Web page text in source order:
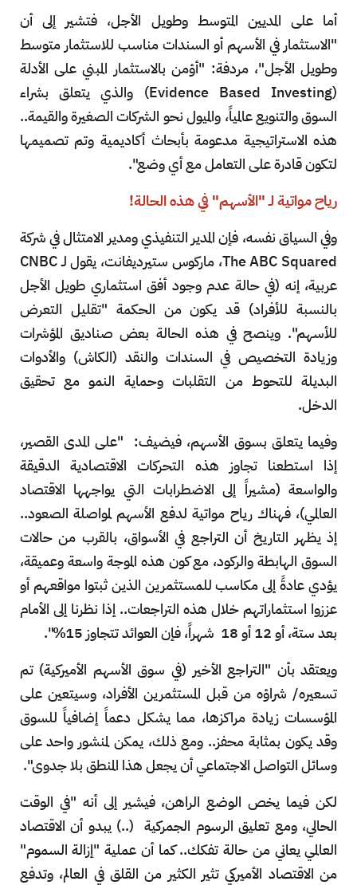
أما على المديين المتوسط وطويل الأجل، فتشير إلى أن
"الاستثمار في الأسهم أو السندات مناسب للاستثمار متوسط
وطويل الأجل"، مردفة: "أؤمن بالاستثمار المبني على الأدلة
(Evidence Based Investing) والذي يتعلق بشراء
السوق والتنويع عالمياً، والميول نحو الشركات الصغيرة والقيمة..
هذه الاستراتيجية مدعومة بأبحاث أكاديمية وتم تصميمها
لتكون قادرة على التعامل مع أي وضع".
رياح مواتية لـ "الأسهم" في هذه الحالة!
وفي السياق نفسه، فإن المدير التنفيذي ومدير الامتثال في شركة
The ABC Squared، ماركوس ستيرديفانت، يقول لـ CNBC
عربية، إنه (في حالة عدم وجود أفق استثماري طويل الأجل
بالنسبة للأفراد) قد يكون من الحكمة "تقليل التعرض
للأسهم". وينصح في هذه الحالة بعض صناديق المؤشرات
وزيادة التخصيص في السندات والنقد (الكاش) والأدوات
البديلة للتحوط من التقلبات وحماية النمو مع تحقيق
الدخل.
وفيما يتعلق بسوق الأسهم، فيضيف: "على المدى القصير،
إذا استطعنا تجاوز هذه التحركات الاقتصادية الدقيقة
والواسعة (مشيراً إلى الاضطرابات التي يواجهها الاقتصاد
العالمي)، فهناك رياح مواتية لدفع الأسهم لمواصلة الصعود..
إذ يظهر التاريخ أن التراجع في الأسواق، بالقرب من حالات
السوق الهابطة والركود، مع كون هذه الموجة واسعة وعميقة،
يؤدي عادةً إلى مكاسب للمستثمرين الذين ثبتوا مواقعهم أو
عززوا استثماراتهم خلال هذه التراجعات.. إذا نظرنا إلى الأمام
بعد ستة، أو 12 أو 18 شهراً، فإن العوائد تتجاوز 15%".
ويعتقد بأن "التراجع الأخير (في سوق الأسهم الأميركية) تم
تسعيره/ شراؤه من قبل المستثمرين الأفراد، وسيتعين على
المؤسسات زيادة مراكزها، مما يشكل دعماً إضافياً للسوق
وقد يكون بمثابة محفز.. ومع ذلك، يمكن لمنشور واحد على
وسائل التواصل الاجتماعي أن يجعل هذا المنطق بلا جدوى".
لكن فيما يخص الوضع الراهن، فيشير إلى أنه "في الوقت
الحالي، ومع تعليق الرسوم الجمركية (..) يبدو أن الاقتصاد
العالمي يعاني من حالة تفكك.. كما أن عملية "إزالة السموم"
من الاقتصاد الأميركي تثير الكثير من القلق في العالم، وتدفع